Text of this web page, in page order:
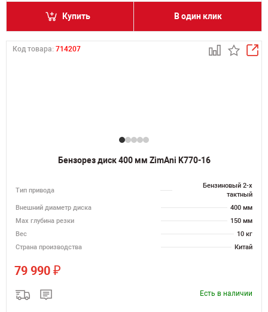
Купить В один клик
Код товара: 714207
Бензорез диск 400 мм ZimAni K770-16
Тип привода
Бензиновый 2-х
тактный
Внешний диаметр диска
400 мм
Max глубина резки
150 мм
Вес
10 кг
Страна производства
Китай
79 990 ₽
Есть в наличии